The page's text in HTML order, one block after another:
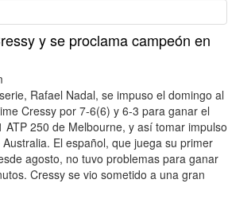
y se proclama campeón en
Rafael Nadal, se impuso el domingo al
Cressy por 7-6(6) y 6-3 para ganar el
ATP 250 de Melbourne, y así tomar impulso
El español, que juega su primer
agosto, no tuvo problemas para ganar
Cressy se vio sometido a una gran